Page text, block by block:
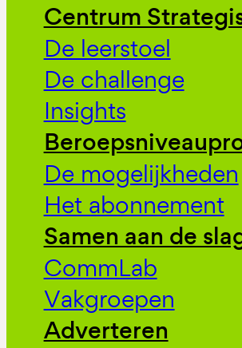
Centrum
De leerstoel
De challenge
Insights
De mogelijkheden
Het abonnement
Samen aan de
CommLab
Vakgroepen
Adverteren